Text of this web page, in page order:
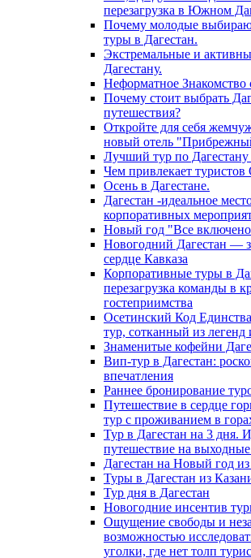
перезагрузка в Южном
Почему молодые
туры в Дагестан.
Экстремальные и
Дагестану.
Неформатное Знакомство
Почему стоит выбрать
путешествия?
Откройте для себя
новый отель
Лучший тур по Дагестану
Чем привлекает туристов
Осень в Дагестане.
Дагестан -идеальное
корпоративных
Новый год "Все
Новогодний Дагестан —
сердце Кавказа
Корпоративные туры в
перезагрузка команды в
гостеприимства
Осетинский Код
тур, сотканный из легенд
Знаменитые кофейни
Вип-тур в Дагестан:
впечатления
Раннее бронирование
Путешествие в сердце
тур с проживанием в
Тур в Дагестан на 3 дня.
путешествие на
Дагестан на Новый год из
Туры в Дагестан из
Тур дня в Дагестан
Новогодние инсентив
Ощущение свободы и
возможностью
уголки, где нет толп